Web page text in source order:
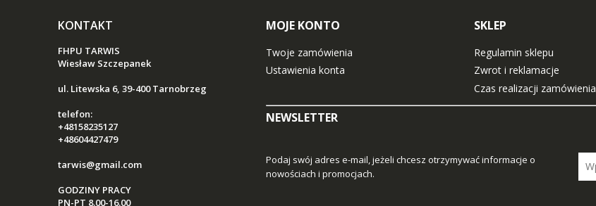
KONTAKT
FHPU TARWIS
Wiesław Szczepanek
ul. Litewska 6, 39-400 Tarnobrzeg
telefon:
+48158235127
+48604427479
tarwis@gmail.com
GODZINY PRACY
PN-PT 8.00-16.00
MOJE KONTO
Twoje zamówienia
Ustawienia konta
SKLEP
Regulamin sklepu
Zwrot i reklamacje
Czas realizacji zamówienia
NEWSLETTER
Podaj swój adres e-mail, jeżeli chcesz otrzymywać informacje o
nowościach i promocjach.